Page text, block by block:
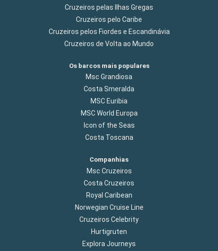
Cruzeiros pelas Ilhas Gregas
Cruzeiros pelo Caribe
Cruzeiros pelos Fiordes e Escandinávia
Cruzeiros de Volta ao Mundo
Os barcos mais populares
Msc Grandiosa
Costa Smeralda
MSC Euribia
MSC World Europa
Icon of the Seas
Costa Toscana
Companhias
Msc Cruzeiros
Costa Cruzeiros
Royal Caribean
Norwegian Cruise Line
Cruzeiros Celebrity
Hurtigruten
Explora Journeys